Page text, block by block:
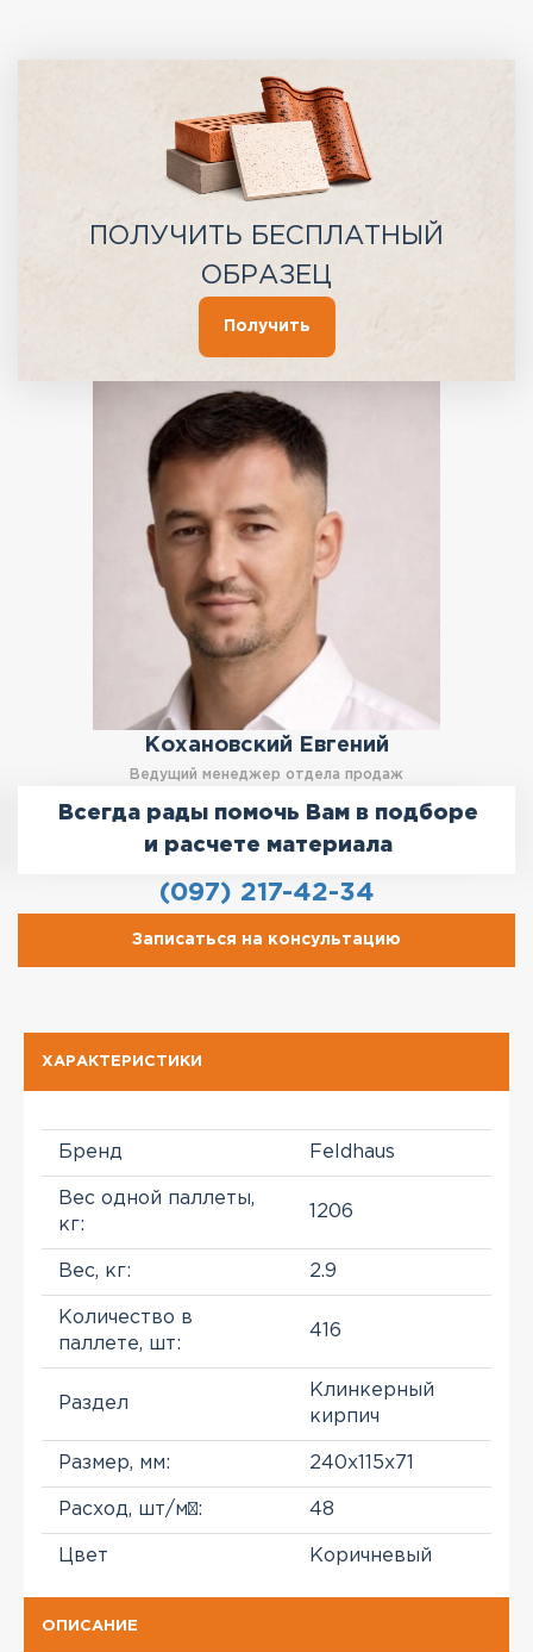
ПОЛУЧИТЬ БЕСПЛАТНЫЙ
ОБРАЗЕЦ
Получить
Кохановский Евгений
Ведущий менеджер отдела продаж
Всегда рады помочь Вам в подборе
и расчете материала
(097) 217-42-34
Записаться на консультацию
ХАРАКТЕРИСТИКИ
Бренд Feldhaus
Вес одной паллеты,
кг:
1206
Вес, кг: 2.9
Количество в
паллете, шт:
416
Раздел
Клинкерный
кирпич
Размер, мм: 240x115x71
Расход, шт/м²: 48
Цвет Коричневый
ОПИСАНИЕ